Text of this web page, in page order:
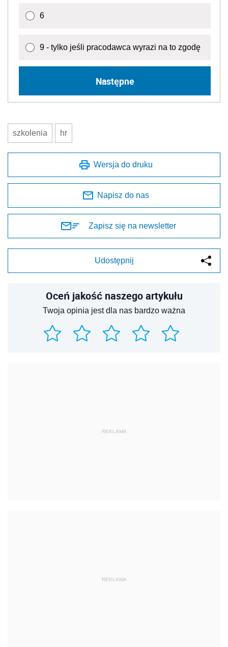
6
9 - tylko jeśli pracodawca wyrazi na to zgodę
Następne
szkolenia hr
Wersja do druku
Napisz do nas
Zapisz się na newsletter
Udostępnij
Oceń jakość naszego artykułu
Twoja opinia jest dla nas bardzo ważna
REKLAMA
REKLAMA